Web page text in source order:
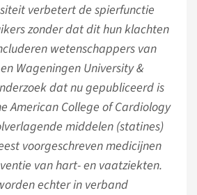
verbetert de spierfunctie
zonder dat dit hun klachten
wetenschappers van
Wageningen University &
dat nu gepubliceerd is
American College of Cardiology
middelen (statines)
voorgeschreven medicijnen
van hart- en vaatziekten.
echter in verband